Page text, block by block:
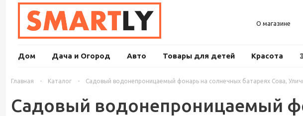
О магазине
Дом Дача и Огород Авто Товары для детей Красота
Главная - Каталог - Садовый водонепроницаемый фонарь на солнечных батареях Сова,
Садовый водонепроницаемый